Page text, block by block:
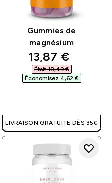
Gummies de
magnésium
discounted
13,87 €‎
Était 18,49 €‎
Économisez 4,62 €‎
LIVRAISON GRATUITE DÈS 35€